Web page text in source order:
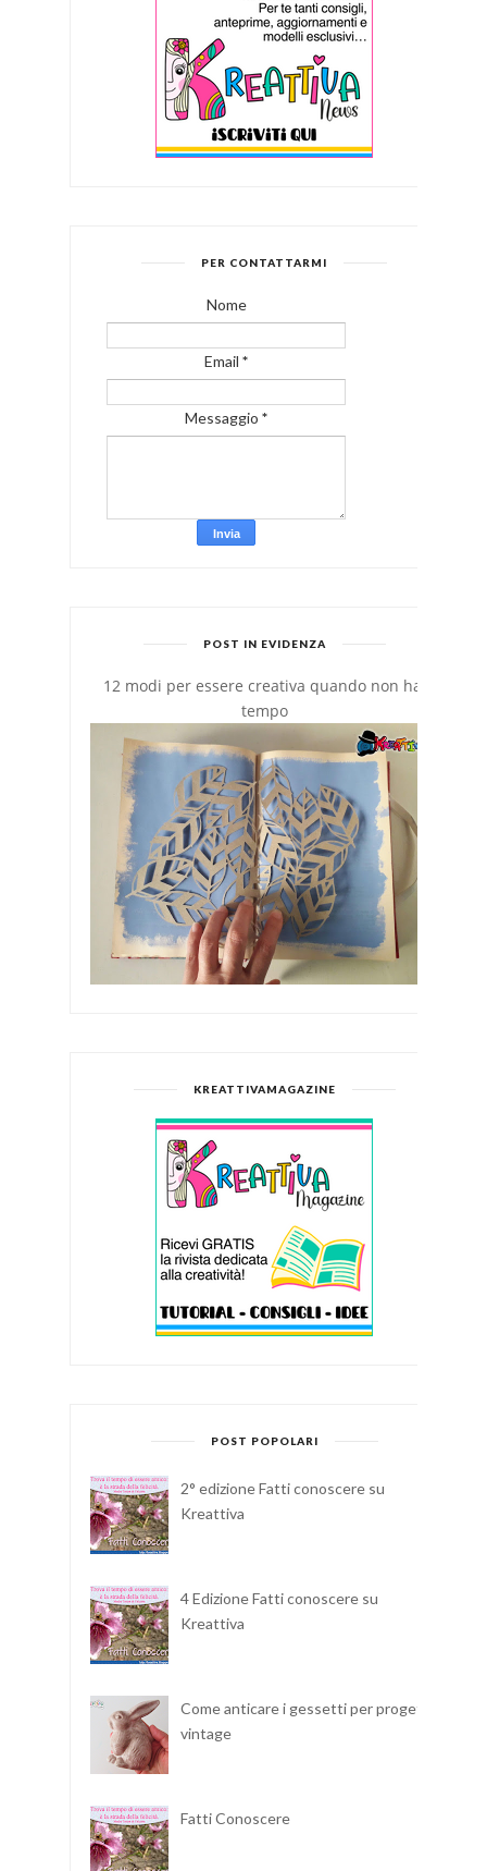
PER CONTATTARMI
Nome
Email *
Messaggio *
POST IN EVIDENZA
12 modi per essere creativa quando non hai
tempo
KREATTIVAMAGAZINE
POST POPOLARI
2° edizione Fatti conoscere su
Kreattiva
4 Edizione Fatti conoscere su
Kreattiva
Come anticare i gessetti per progetti
vintage
Fatti Conoscere